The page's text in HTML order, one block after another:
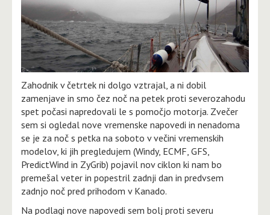
Zahodnik v četrtek ni dolgo vztrajal, a ni dobil
zamenjave in smo čez noč na petek proti severozahodu
spet počasi napredovali le s pomočjo motorja. Zvečer
sem si ogledal nove vremenske napovedi in nenadoma
se je za noč s petka na soboto v večini vremenskih
modelov, ki jih pregledujem (Windy, ECMF, GFS,
PredictWind in ZyGrib) pojavil nov ciklon ki nam bo
premešal veter in popestril zadnji dan in predvsem
zadnjo noč pred prihodom v Kanado.
Na podlagi nove napovedi sem bolj proti severu